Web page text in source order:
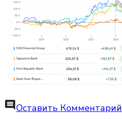
commentОставить Комментарий